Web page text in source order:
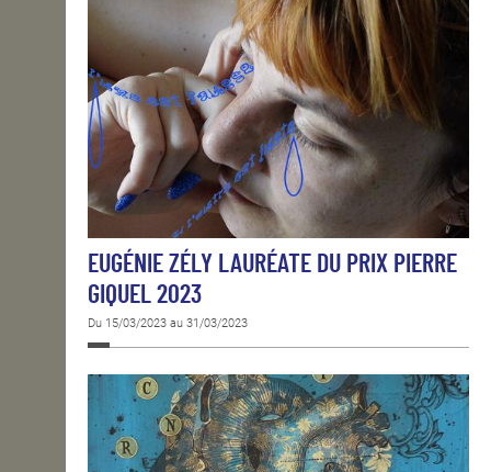
EUGÉNIE ZÉLY LAURÉATE DU PRIX PIERRE
GIQUEL 2023
Du 15/03/2023 au 31/03/2023